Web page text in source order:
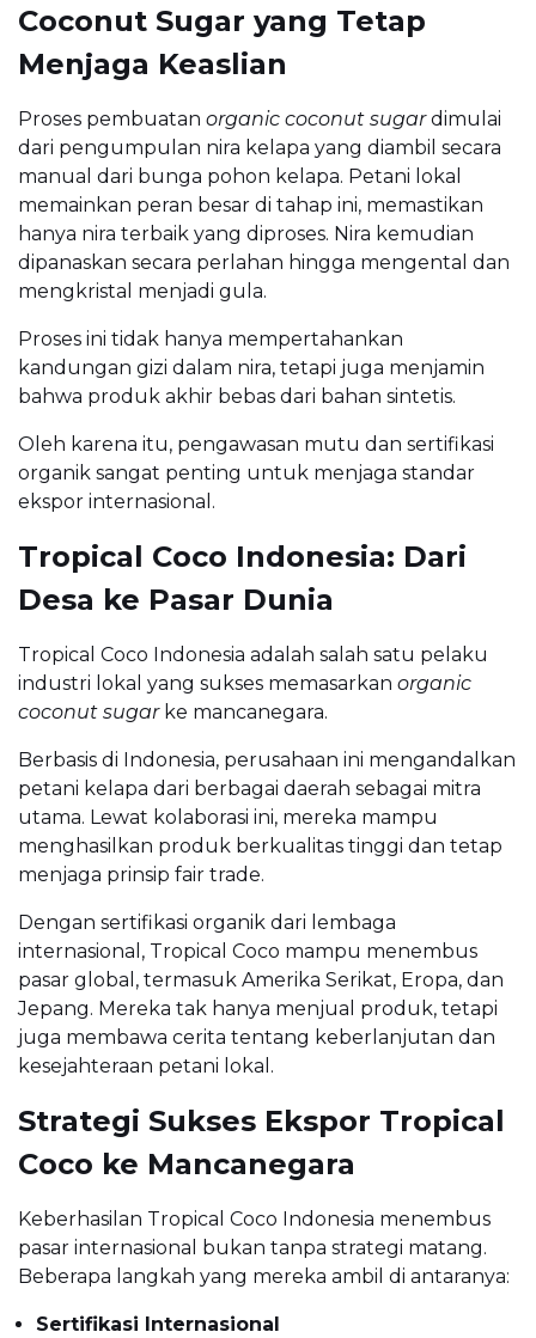
Coconut Sugar yang Tetap
Menjaga Keaslian
Proses pembuatan organic coconut sugardimulai
dari pengumpulan nira kelapa yang diambil secara
manual dari bunga pohon kelapa. Petani lokal
memainkan peran besar di tahap ini, memastikan
hanya nira terbaik yang diproses. Nira kemudian
dipanaskan secara perlahan hingga mengental dan
mengkristal menjadi gula.
Proses ini tidak hanya mempertahankan
kandungan gizi dalam nira, tetapi juga menjamin
bahwa produk akhir bebas dari bahan sintetis.
Oleh karena itu, pengawasan mutu dan sertifikasi
organik sangat penting untuk menjaga standar
ekspor internasional.
Tropical Coco Indonesia: Dari
Desa ke Pasar Dunia
Tropical Coco Indonesia adalah salah satu pelaku
industri lokal yang sukses memasarkan organic
coconut sugarke mancanegara.
Berbasis di Indonesia, perusahaan ini mengandalkan
petani kelapa dari berbagai daerah sebagai mitra
utama. Lewat kolaborasi ini, mereka mampu
menghasilkan produk berkualitas tinggi dan tetap
menjaga prinsip fair trade.
Dengan sertifikasi organik dari lembaga
internasional, Tropical Coco mampu menembus
pasar global, termasuk Amerika Serikat, Eropa, dan
Jepang. Mereka tak hanya menjual produk, tetapi
juga membawa cerita tentang keberlanjutan dan
kesejahteraan petani lokal.
Strategi Sukses Ekspor Tropical
Coco ke Mancanegara
Keberhasilan Tropical Coco Indonesia menembus
pasar internasional bukan tanpa strategi matang.
Beberapa langkah yang mereka ambil di antaranya:
Sertifikasi Internasional